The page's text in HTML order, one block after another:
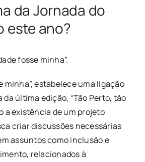
da Jornada do
este ano?
fosse minha”.
minha”, estabelece uma ligação
última edição, “Tão Perto, tão
a existência de um projeto
criar discussões necessárias
assuntos como inclusão e
relacionados à